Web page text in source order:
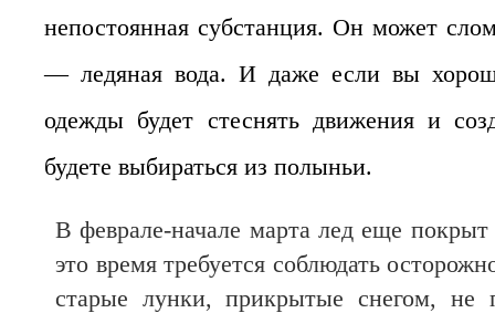
непостоянная субстанция. Он может
— ледяная вода. И даже если вы
одежды будет стеснять движения и
будете выбираться из полыньи.
В феврале-начале марта лед еще
это время требуется соблюдать
старые лунки, прикрытые снегом, не